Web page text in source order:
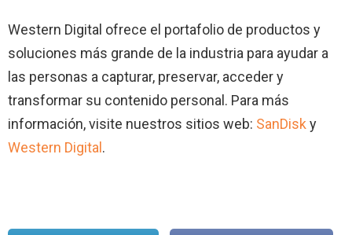
Western Digital ofrece el portafolio de productos y
soluciones más grande de la industria para ayudar a
las personas a capturar, preservar, acceder y
transformar su contenido personal. Para más
información, visite nuestros sitios web: SanDisk y
Western Digital .